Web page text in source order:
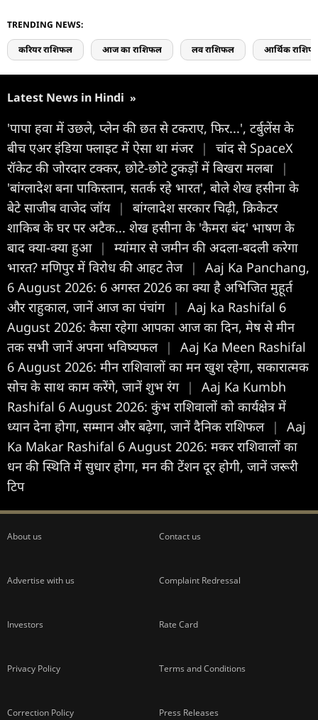
TRENDING NEWS:
करियर राशिफल आज का राशिफल लव राशिफल आर्थिक
Latest News in Hindi »
'पापा हवा में उछले, प्लेन की छत से टकराए, फिर...', टर्बुलेंस के
बीच एअर इंडिया फ्लाइट में ऐसा था मंजर |
चांद से SpaceX
रॉकेट की जोरदार टक्कर, छोटे-छोटे टुकड़ों में बिखरा मलबा
|
'बांग्लादेश बना पाकिस्तान, सतर्क रहे भारत', बोले शेख हसीना के
बेटे साजीब वाजेद जॉय |
बांग्लादेश सरकार चिढ़ी, क्रिकेटर
शाकिब के घर पर अटैक... शेख हसीना के 'कैमरा बंद' भाषण के
बाद क्या-क्या हुआ |
म्यांमार से जमीन की अदला-बदली करेगा
भारत? मणिपुर में विरोध की आहट तेज |
Aaj Ka Panchang,
6 August 2026: 6 अगस्त 2026 का क्या है अभिजित मुहूर्त
और राहुकाल, जानें आज का पंचांग |
Aaj ka Rashifal 6
August 2026: कैसा रहेगा आपका आज का द‍िन, मेष से मीन
तक सभी जानें अपना भविष्यफल |
Aaj Ka Meen Rashifal
6 August 2026: मीन राशिवालों का मन खुश रहेगा, सकारात्मक
सोच के साथ काम करेंगे, जानें शुभ रंग |
Aaj Ka Kumbh
Rashifal 6 August 2026: कुंभ राशिवालों को कार्यक्षेत्र में
ध्यान देना होगा, सम्मान और बढ़ेगा, जानें दैनिक राशिफल |
Aaj
Ka Makar Rashifal 6 August 2026: मकर राशिवालों का
धन की स्थिति में सुधार होगा, मन की टेंशन दूर होगी, जानें जरूरी
टिप
About us Contact us
Advertise with us Complaint Redressal
Investors Rate Card
Privacy Policy Terms and Conditions
Correction Policy Press Releases